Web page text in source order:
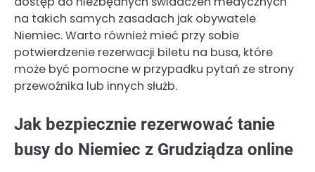
na takich samych zasadach jak obywatele
Niemiec. Warto również mieć przy sobie
potwierdzenie rezerwacji biletu na busa, które
może być pomocne w przypadku pytań ze strony
przewoźnika lub innych służb.
Jak bezpiecznie rezerwować tanie
busy do Niemiec z Grudziądza online